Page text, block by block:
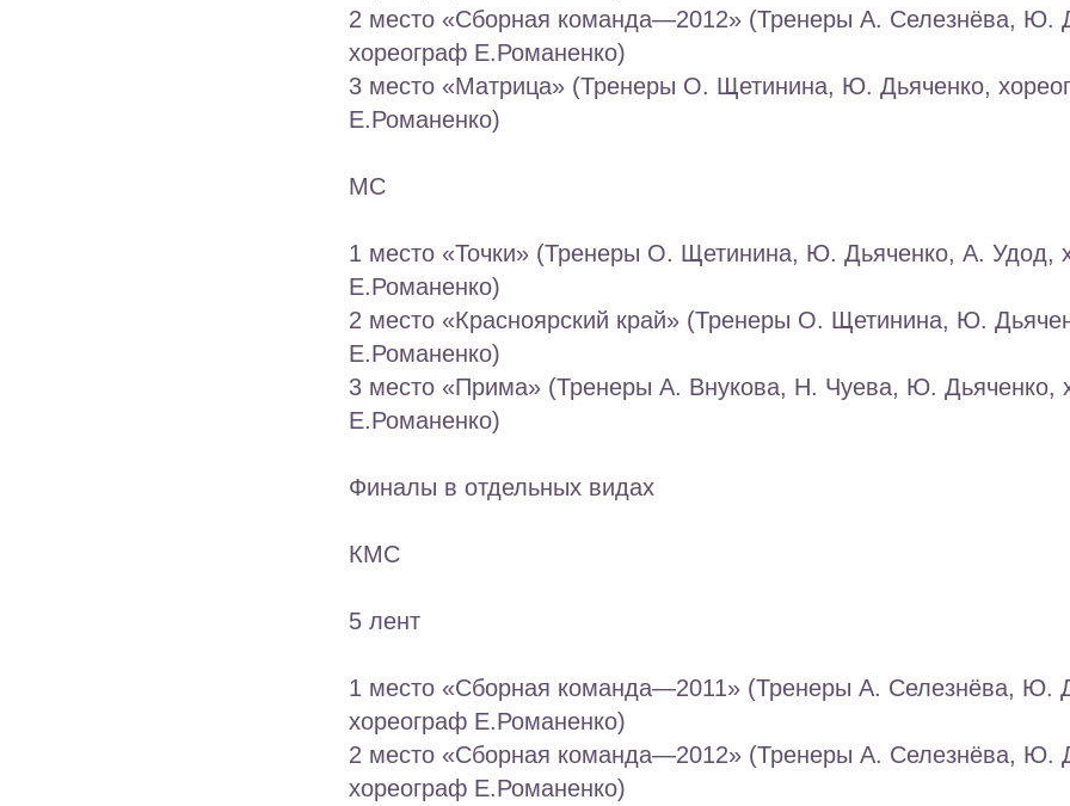
2 место «Сборная команда—2012» (Тренеры А. Селезнёва, Ю.
хореограф Е.Романенко)
3 место «Матрица» (Тренеры О. Щетинина, Ю. Дьяченко,
Е.Романенко)
МС
1 место «Точки» (Тренеры О. Щетинина, Ю. Дьяченко, А. Удод,
Е.Романенко)
2 место «Красноярский край» (Тренеры О. Щетинина, Ю.
Е.Романенко)
3 место «Прима» (Тренеры А. Внукова, Н. Чуева, Ю. Дьяченко,
Е.Романенко)
Финалы в отдельных видах
КМС
5 лент
1 место «Сборная команда—2011» (Тренеры А. Селезнёва, Ю.
хореограф Е.Романенко)
2 место «Сборная команда—2012» (Тренеры А. Селезнёва, Ю.
хореограф Е.Романенко)